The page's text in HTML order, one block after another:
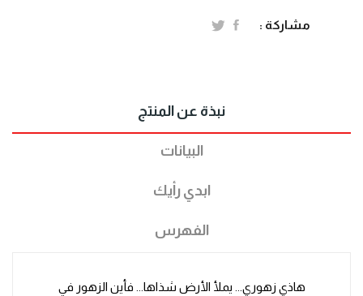
مشاركة :
نبذة عن المنتج
البيانات
ابدي رأيك
الفهرس
هاذي زهوري... يملأ الأرض شذاها... فأين الزهور في